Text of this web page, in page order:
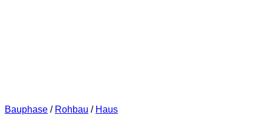
Bauphase / Rohbau / Haus